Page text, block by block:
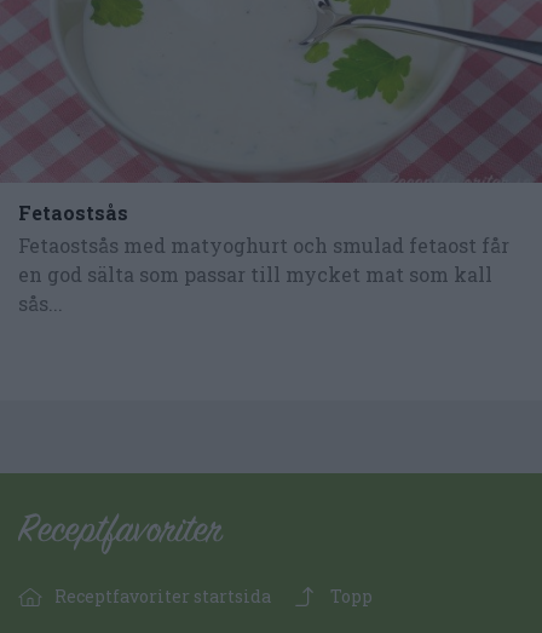
Fetaostsås
Fetaostsås med matyoghurt och smulad fetaost får
en god sälta som passar till mycket mat som kall
sås...
Receptfavoriter startsida Topp